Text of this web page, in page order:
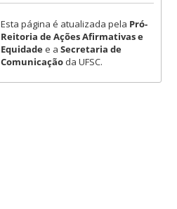
Esta página é atualizada pela Pró-
Reitoria de Ações Afirmativas e
Equidadee a Secretaria de
Comunicaçãoda UFSC.